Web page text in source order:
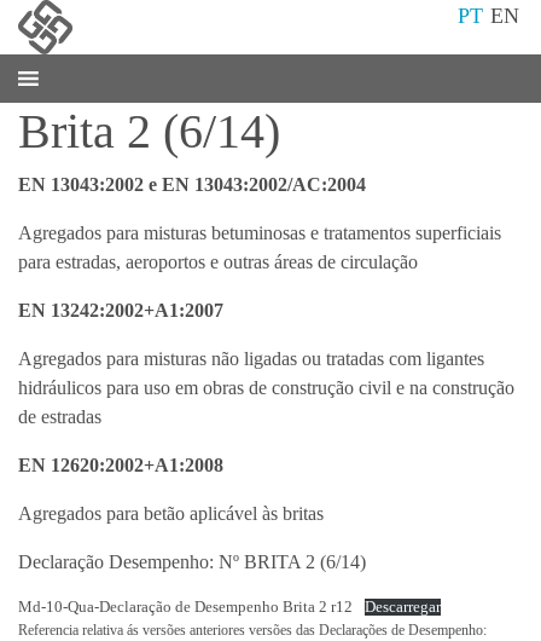
PT EN
Brita 2 (6/14)
EN 13043:2002 e EN 13043:2002/AC:2004
Agregados para misturas betuminosas e tratamentos superficiais
para estradas, aeroportos e outras áreas de circulação
EN 13242:2002+A1:2007
Agregados para misturas não ligadas ou tratadas com ligantes
hidráulicos para uso em obras de construção civil e na construção
de estradas
EN 12620:2002+A1:2008
Agregados para betão aplicável às britas
Declaração Desempenho: Nº BRITA 2 (6/14)
Md-10-Qua-Declaração de Desempenho Brita 2 r12
Descarregar
Referencia relativa ás versões anteriores versões das Declarações de Desempenho: